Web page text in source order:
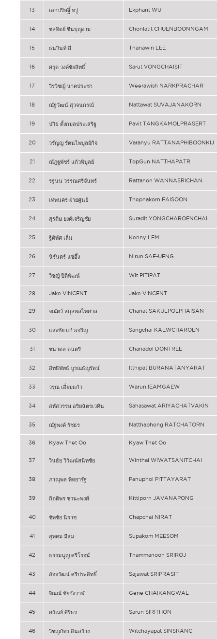
13 เอกปริษฐิ์ หวู่ Ekpharit WU
14 ชลทิตย์ ชื่นบุญงาม Chonlatit CHUENBOONNGAM
15 ธนวินท์ ลี Thanawin LEE
16 ศรุต วงค์ชัยสิทธิ์ Sarut VONGCHAISIT
17 วีรวิชญ์ นาคประชา Weerawish NARKPRACHAR
18 ณัฐวัฒน์ สุวจนกรณ์ Nattawat SUVAJANAKORN
19 ปวิธ ตั้งกมลประเสริฐ Pavit TANGKAMOLPRASERT
20 วรัญญู รัตนไพบูลย์กิจ Varanyu RATTANAPHIBOONKIJ
21 ณัฎฐพัชร์ แก้วพิบูลย์ TopGun NATTHAPATR
22 รฐนน วรรณศรีจันทร์ Rattanon WANNASRICHAN
23 เทพนคร ฝ่ายศูนย์ Thepnakorn FAISOON
24 สุรดิษ ยงค์เจริญชัย Suradit YONGCHAROENCHAI
25 ฐิติพัศ เล็ม Kenny LEM
26 นิรันดร์ แซ่อึ้ง Nirun SAE-UENG
27 วิชญ์ ปิติพัฒน์ Wit PITIPAT
28 Jake VINCENT Jake VINCENT
29 จณัตว์ สกุลพลไพศาล Chanat SAKULPOLPHAISAN
30 แสงชัย แก้วเจริญ Sangchai KAEWCHAROEN
31 ชนาดล ดนตรี Chanadol DONTREE
32 อิทธิพัทธ์ บูรณธัญรัตน์ Itthipat BURANATANYARAT
33 วรุณ เอี่ยมแก้ว Warun IEAMGAEW
34 สหัสวรรษ อริยฉัตรเวคิน Sahasawat ARIYACHATVAKIN
35 ณัฐพงค์ รัชธร Natthaphong RATCHATORN
36 Kyaw Thet Oo Kyaw Thet Oo
37 วินธัย วิวัฒน์สนิทชัย Winthai WIWATSANITCHAI
38 ภาณุพล พิทยารัฐ Panuphol PITTAYARAT
39 กิตติพร ชวนะพงศ์ Kittiporn JAVANAPONG
40 ชัพชัย นิราช Chapchai NIRAT
41 สุพคม มีสม Supakom MEESOM
42 ธรรมนูญ ศรีโรจน์ Thammanoon SRIROJ
43 สัจจวัฒน์ ศรีประสิทธิ์ Sajawat SRIPRASIT
44 จีณณ์ ชัยกังวาฬ Gene CHAIKANGWAL
45 ศรัณย์ ศิริธร Sarun SIRITHON
46 วิชญภัทร สินสร้าง Witchayapat SINSRANG